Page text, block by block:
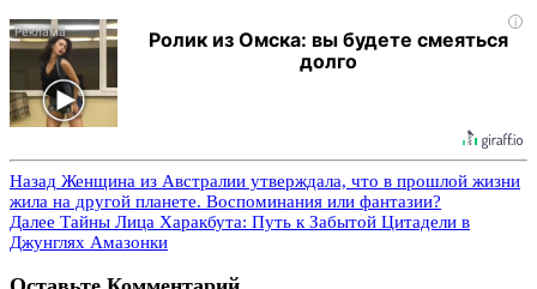
i
Ролик из Омска: вы будете смеяться
долго
Назад Женщина из Австралии утверждала, что в прошлой жизни
жила на другой планете. Воспоминания или фантазии?
Далее Тайны Лица Харакбута: Путь к Забытой Цитадели в
Джунглях Амазонки